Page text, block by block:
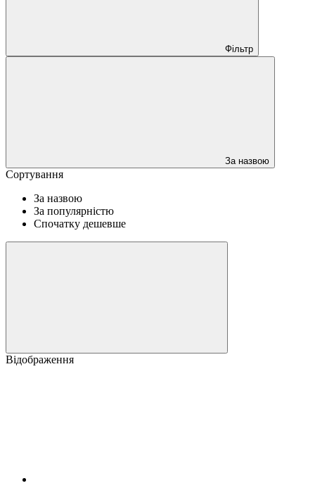
Фільтр
За назвою
Сортування
За назвою
За популярністю
Спочатку дешевше
Відображення